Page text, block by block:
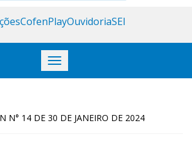
CofenPlayOuvidoriaSEI
Toggle
navigation
N° 14 DE 30 DE JANEIRO DE 2024